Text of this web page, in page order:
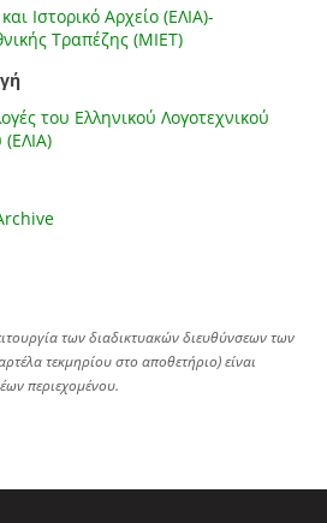
Ιστορικό Αρχείο (ΕΛΙΑ)-
Τραπέζης (ΜΙΕΤ)
του Ελληνικού Λογοτεχνικού
(ΕΛΙΑ)
των διαδικτυακών διευθύνσεων των
τεκμηρίου στο αποθετήριο) είναι
περιεχομένου.